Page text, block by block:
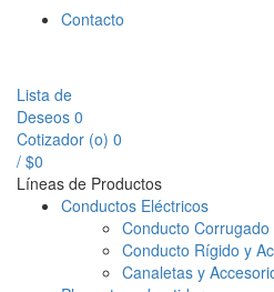
Contacto
Lista de
Deseos 0
Cotizador (o) 0
/ $0
Líneas de Productos
Conductos Eléctricos
Conducto
Conducto Rígido y
Canaletas y